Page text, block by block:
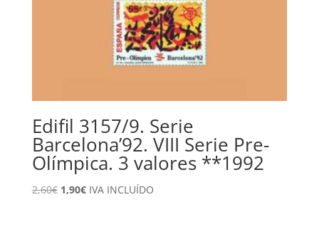
Edifil 3157/9. Serie
Barcelona’92. VIII Serie Pre-
Olímpica. 3 valores **1992
2,60€ El
1,90€ElIVA INCLUÍDO